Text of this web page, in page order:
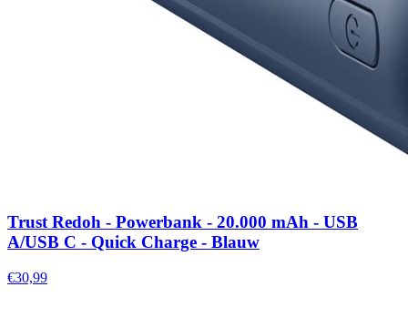
Trust Redoh - Powerbank - 20.000 mAh - USB
A/USB C - Quick Charge - Blauw
€30,99